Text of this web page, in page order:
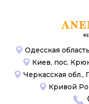
Одесская
Киев, пос.
Черкасская обл.,
Кривой